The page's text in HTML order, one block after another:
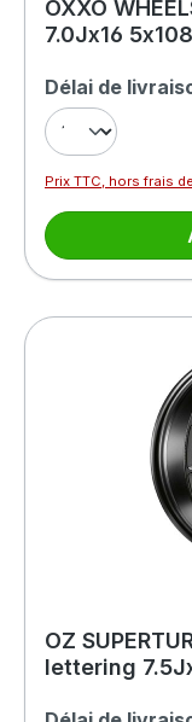
OXXO
7.0Jx16
Délai de
Prix TTC, hors frais
OZ
lettering